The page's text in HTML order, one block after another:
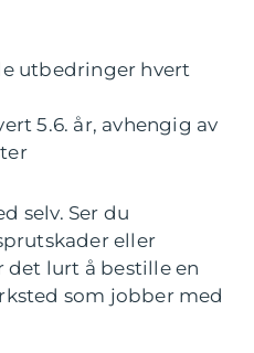
utbedringer hvert
5.6. år, avhengig av
selv. Ser du
eller
det lurt å bestille en
som jobber med